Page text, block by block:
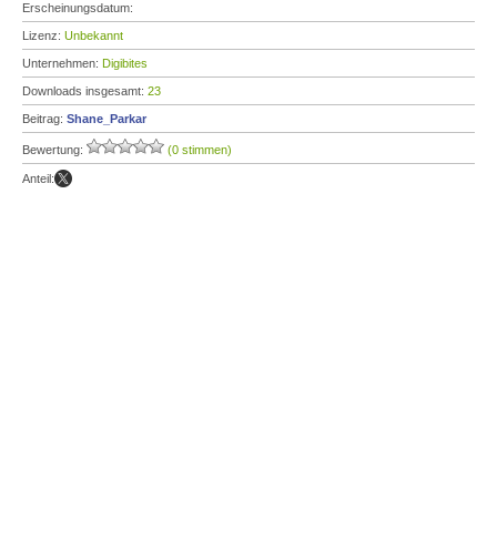
Erscheinungsdatum:
Lizenz: Unbekannt
Unternehmen: Digibites
Downloads insgesamt: 23
Beitrag: Shane_Parkar
Bewertung: (0 stimmen)
Anteil: